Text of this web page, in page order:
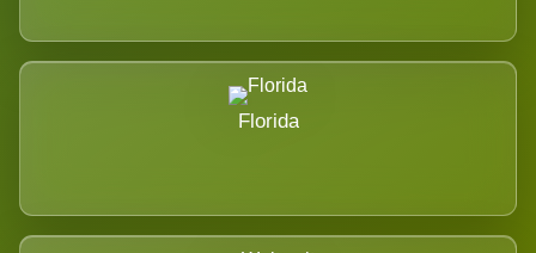
Florida